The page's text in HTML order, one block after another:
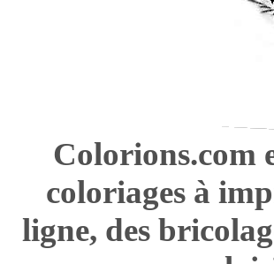
Colorions.com
coloriages à
ligne, des